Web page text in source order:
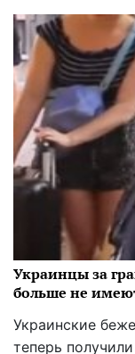
Украинцы за
больше не
Украинские
теперь
19:39 29.08